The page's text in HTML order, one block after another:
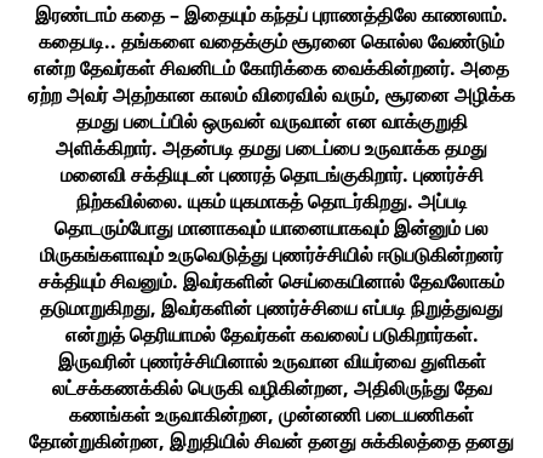
இரண்டாம் கதை – இதையும் கந்தப் புராணத்திலே காணலாம்.
கதைபடி.. தங்களை வதைக்கும் சூரனை கொல்ல வேண்டும்
என்ற தேவர்கள் சிவனிடம் கோரிக்கை வைக்கின்றனர். அதை
ஏற்ற அவர் அதற்கான காலம் விரைவில் வரும், சூரனை அழிக்க
தமது படைப்பில் ஒருவன் வருவான் என வாக்குறுதி
அளிக்கிறார். அதன்படி தமது படைப்பை உருவாக்க தமது
மனைவி சக்தியுடன் புணரத் தொடங்குகிறார். புணர்ச்சி
நிற்கவில்லை. யுகம் யுகமாகத் தொடர்கிறது. அப்படி
தொடரும்போது மானாகவும் யானையாகவும் இன்னும் பல
மிருகங்களாவும் உருவெடுத்து புணர்ச்சியில் ஈடுபடுகின்றனர்
சக்தியும் சிவனும். இவர்களின் செய்கையினால் தேவலோகம்
தடுமாறுகிறது, இவர்களின் புணர்ச்சியை எப்படி நிறுத்துவது
என்றுத் தெரியாமல் தேவர்கள் கவலைப் படுகிறார்கள்.
இருவரின் புணர்ச்சியினால் உருவான வியர்வை துளிகள்
லட்சக்கணக்கில் பெருகி வழிகின்றன, அதிலிருந்து தேவ
கணங்கள் உருவாகின்றன, முன்னணி படையணிகள்
தோன்றுகின்றன, இறுதியில் சிவன் தனது சுக்கிலத்தை தனது